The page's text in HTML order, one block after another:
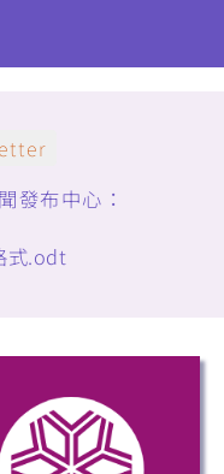
發布中心：
式.odt